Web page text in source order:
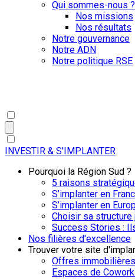
Qui sommes-nous ?
Nos missions
Nos résultats
Notre gouvernance
Notre ADN
Notre politique RSE
INVESTIR & S'IMPLANTER
Pourquoi la Région Sud ?
5 raisons
S’implanter en
S’implanter en
Choisir sa structure
Success Stories :
Nos filières d'excellence
Trouver votre site
Offres
Espaces de